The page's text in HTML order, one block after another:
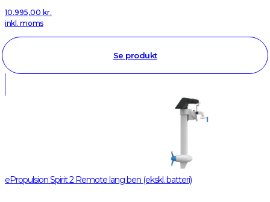
10.995,00 kr.
inkl. moms
Se produkt
ePropulsion Spirit 2 Remote lang ben (ekskl. batteri)